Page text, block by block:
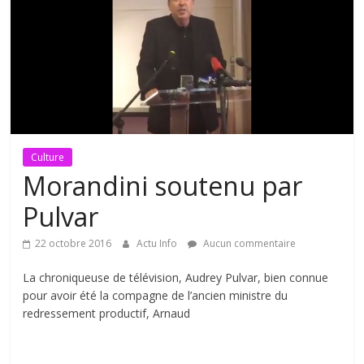
Culture
Morandini soutenu par
Pulvar
22 octobre 2016 Actu Info Aucun commentaire
La chroniqueuse de télévision, Audrey Pulvar, bien connue
pour avoir été la compagne de l’ancien ministre du
redressement productif, Arnaud